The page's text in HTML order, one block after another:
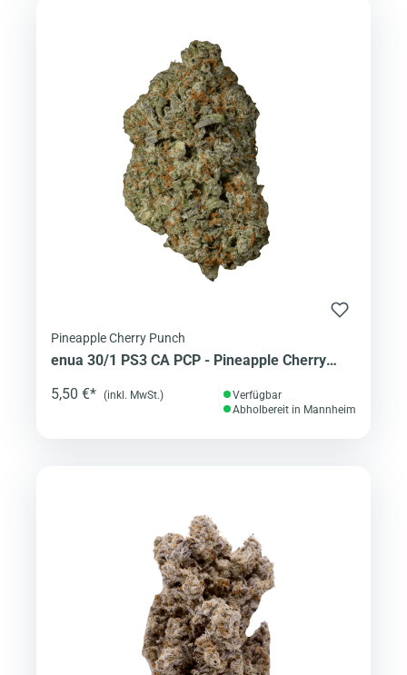
Pineapple Cherry Punch
enua 30/1 PS3 CA PCP - Pineapple Cherry
5,50 €* (inkl. MwSt.)
Verfügbar
Abholbereit in Mannheim